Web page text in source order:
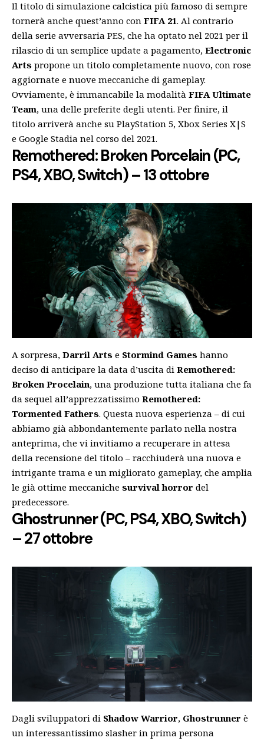
Il titolo di simulazione calcistica più famoso di sempre
tornerà anche quest’anno con FIFA 21. Al contrario
della serie avversaria PES, che ha optato nel 2021 per il
rilascio di un semplice update a pagamento, Electronic
Arts propone un titolo completamente nuovo, con rose
aggiornate e nuove meccaniche di gameplay.
Ovviamente, è immancabile la modalità FIFA Ultimate
Team, una delle preferite degli utenti. Per finire, il
titolo arriverà anche su PlayStation 5, Xbox Series X|S
e Google Stadia nel corso del 2021.
Remothered: Broken Porcelain (PC,
PS4, XBO, Switch) – 13 ottobre
A sorpresa, Darril Arts e Stormind Games hanno
deciso di anticipare la data d’uscita di Remothered:
Broken Procelain, una produzione tutta italiana che fa
da sequel all’apprezzatissimo Remothered:
Tormented Fathers. Questa nuova esperienza – di cui
abbiamo già abbondantemente parlato nella nostra
anteprima, che vi invitiamo a recuperare in attesa
della recensione del titolo – racchiuderà una nuova e
intrigante trama e un migliorato gameplay, che amplia
le già ottime meccaniche survival horror del
predecessore.
Ghostrunner (PC, PS4, XBO, Switch)
– 27 ottobre
Dagli sviluppatori di Shadow Warrior, Ghostrunner è
un interessantissimo slasher in prima persona